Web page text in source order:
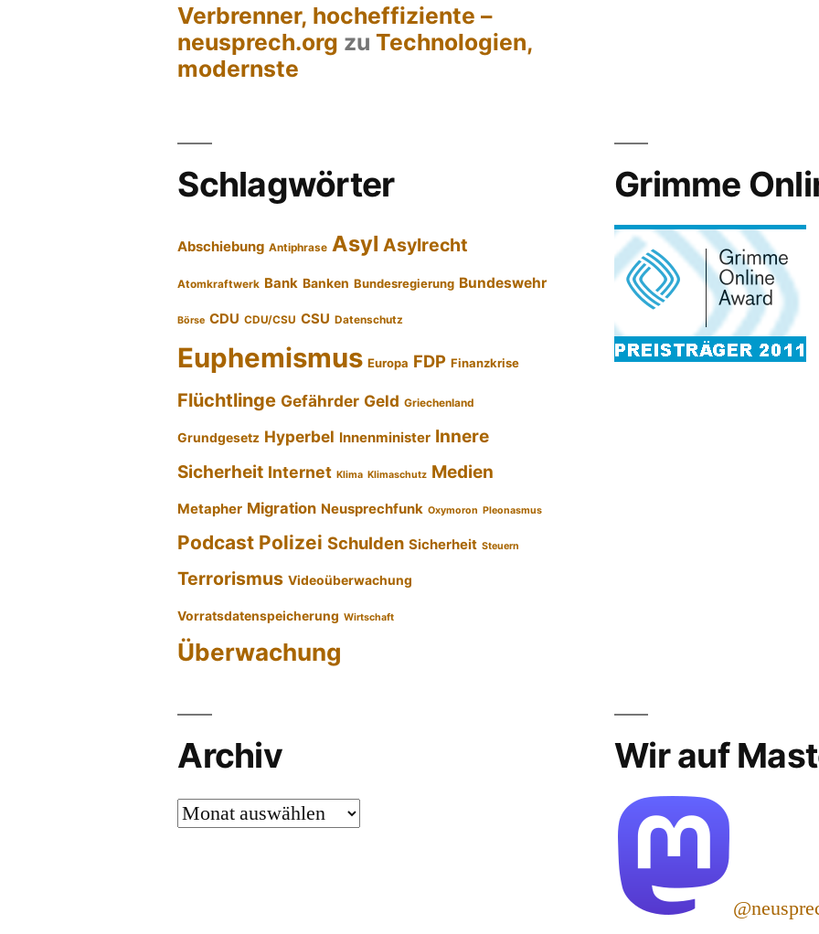
Verbrenner, hocheffiziente –
neusprech.org zuTechnologien,
modernste
Schlagwörter
Abschiebung Antiphrase Asyl Asylrecht
Atomkraftwerk Bank Banken Bundesregierung Bundeswehr
Börse CDU CDU/CSU CSU Datenschutz
Euphemismus Europa FDP Finanzkrise
Flüchtlinge Gefährder Geld Griechenland
Grundgesetz Hyperbel Innenminister Innere
Sicherheit Internet Klima Klimaschutz Medien
Metapher Migration Neusprechfunk Oxymoron Pleonasmus
Podcast Polizei Schulden Sicherheit Steuern
Terrorismus Videoüberwachung
Vorratsdatenspeicherung Wirtschaft
Überwachung
Grimme
Archiv
Archiv
Wir auf